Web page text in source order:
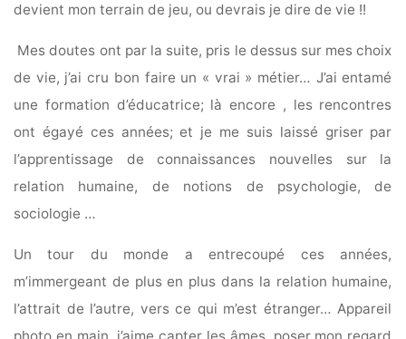
devient mon terrain de jeu, ou devrais je dire de vie !!
Mes doutes ont par la suite, pris le dessus sur mes choix
de vie, j’ai cru bon faire un « vrai » métier… J’ai entamé
une formation d’éducatrice; là encore , les rencontres
ont égayé ces années; et je me suis laissé griser par
l’apprentissage de connaissances nouvelles sur la
relation humaine, de notions de psychologie, de
sociologie …
Un tour du monde a entrecoupé ces années,
m’immergeant de plus en plus dans la relation humaine,
l’attrait de l’autre, vers ce qui m’est étranger… Appareil